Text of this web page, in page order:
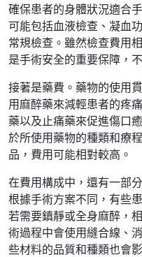
確保患者的身體狀況適合
可能包括血液檢查、凝血
常規檢查。雖然檢查費用
是手術安全的重要保障，
接著是藥費。藥物的使用
用麻醉藥來減輕患者的疼
藥以及止痛藥來促進傷口
於所使用藥物的種類和療
品，費用可能相對較高。
在費用構成中，還有一部
根據手術方案不同，有些
若需要鎮靜或全身麻醉，
術過程中會使用縫合線、
些材料的品質和種類也會